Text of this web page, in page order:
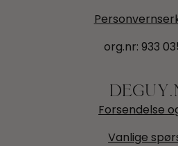
org.nr: 933
Forsendelse
Vanlige